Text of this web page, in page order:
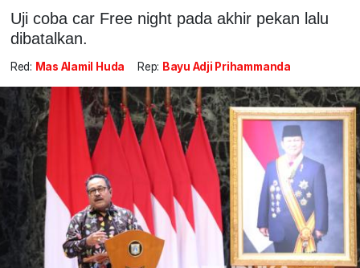
Uji coba car Free night pada akhir pekan lalu
dibatalkan.
Red: Mas Alamil Huda Rep: Bayu Adji Prihammanda